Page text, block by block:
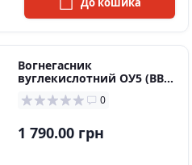
Вогнегасник
вуглекислотний ОУ5 (ВВК
0
1 790.00 грн